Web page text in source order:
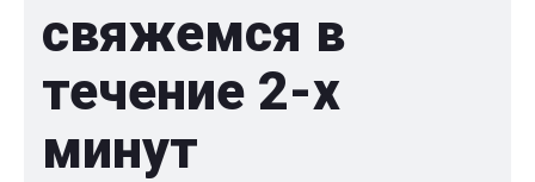
свяжемся в
течение 2-x
минут